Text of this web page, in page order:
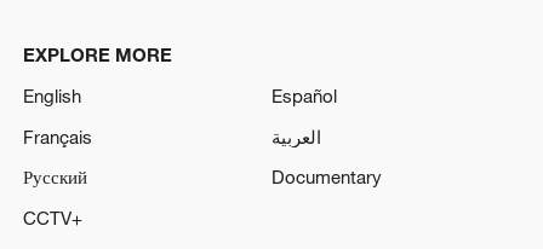
EXPLORE MORE
English
Español
Français
العربية
Русский
Documentary
CCTV+